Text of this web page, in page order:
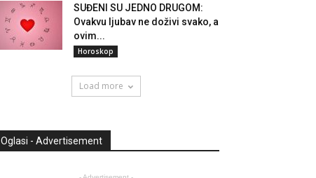
SUĐENI SU JEDNO DRUGOM:
Ovakvu ljubav ne doživi svako, a
ovim...
Horoskop
Load more
Oglasi - Advertisement